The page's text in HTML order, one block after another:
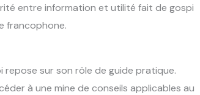
entre information et utilité fait de gospi
francophone.
repose sur son rôle de guide pratique.
à une mine de conseils applicables au